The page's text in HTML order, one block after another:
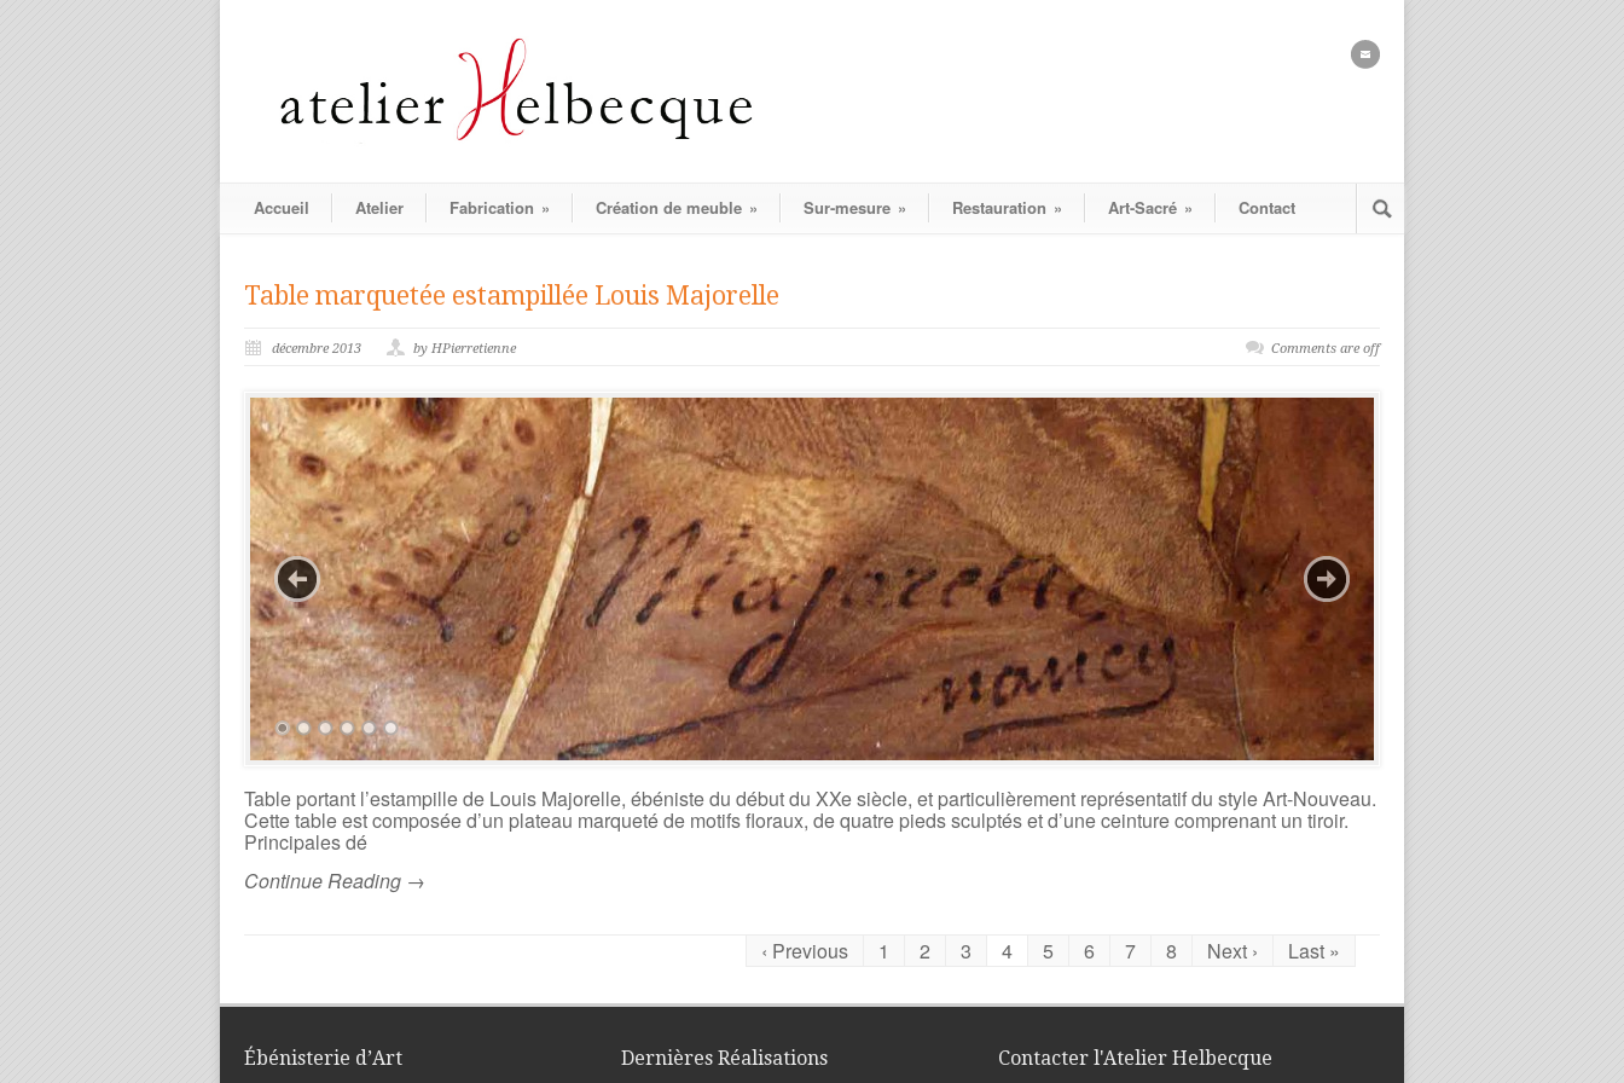
Accueil Atelier Fabrication » Création de meuble » Sur-mesure » Restauration » Art-Sacré » Contact
Table marquetée estampillée Louis Majorelle
décembre 2013 by HPierretienne Comments are off
Table portant l’estampille de Louis Majorelle, ébéniste du début du XXe siècle, et particulièrement représentatif du style Art-Nouveau.
Cette table est composée d’un plateau marqueté de motifs floraux, de quatre pieds sculptés et d’une ceinture comprenant un tiroir.
Principales dé
Continue Reading →
‹ Previous 1 2 3 4 5 6 7 8 Next › Last »
Ébénisterie d’Art Dernières Réalisations Contacter l'Atelier Helbecque